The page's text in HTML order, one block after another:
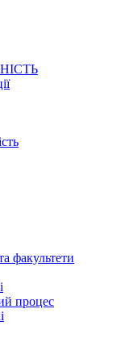
факультети
процес